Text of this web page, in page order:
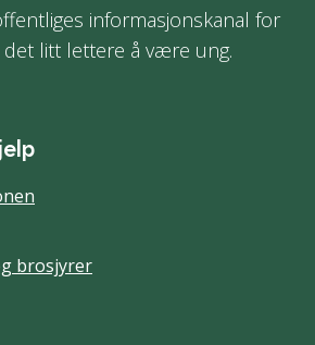
informasjonskanal for
det litt lettere å være ung.
brosjyrer